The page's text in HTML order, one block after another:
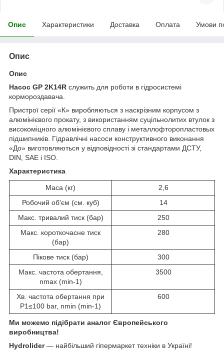
Опис Характеристики Доставка Оплата Умови
Опис
Опис
Насос GP 2K14R служить для роботи в гідросистемі
кормороздавача.
Пристрої серії «К» виробляються з наскрізним корпусом з
алюмінієвого прокату, з використанням суцільнолитих втулок з
високоміцного алюмінієвого сплаву і металлофторопластовых
підшипників. Гідравлічні насоси конструктивного виконання
«До» виготовляються у відповідності зі стандартами ДСТУ,
DIN, SAE і ISO.
Характеристика
Маса (кг)
2,6
Робочий об'єм (см. куб)
14
Макс. тривалий тиск (бар)
250
Макс. короткочасне тиск
(бар)
280
Пікове тиск (бар)
300
Макс. частота обертання,
nmax (min-1)
3500
Хв. частота обертання при
P1≤100 bar, nmin (min-1)
600
Ми можемо підібрати аналог Європейського
виробництва!
Hydrolider— найбільший гіпермаркет техніки в Україні!